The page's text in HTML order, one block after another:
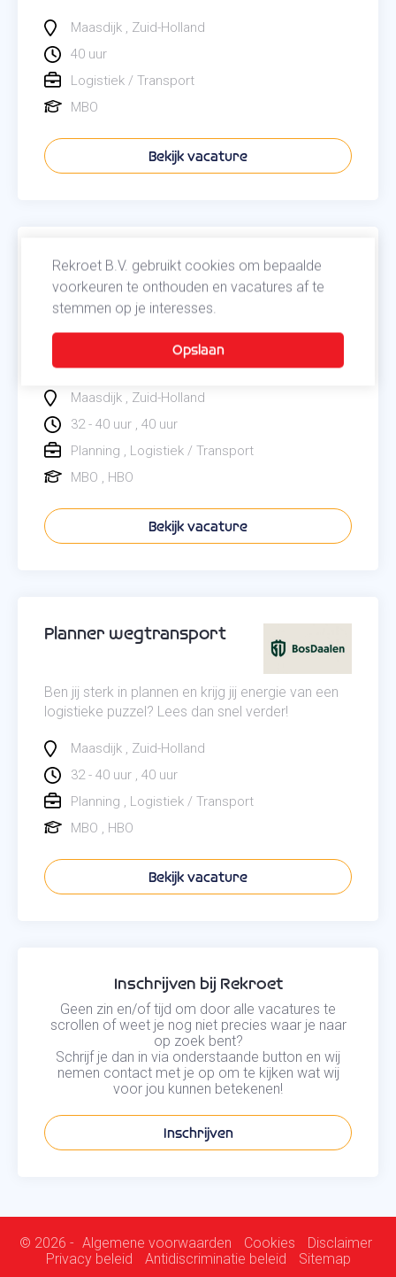
Maasdijk Zuid-Holland
MBO
40 uur
Logistiek / Transport
Bekijk vacature
Hoofd Planner
Ben jij iemand die overzicht bewaart, snel
schakelt en een team planners naar een hoger
niveau tilt? Lees dan snel verder!
Maasdijk Zuid-Holland
MBO HBO
32 - 40 uur
40 uur
Planning
Logistiek / Transport
Bekijk vacature
Planner wegtransport
Ben jij sterk in plannen en krijg jij energie van een
logistieke puzzel? Lees dan snel verder!
Maasdijk Zuid-Holland
MBO HBO
32 - 40 uur
40 uur
Planning
Logistiek / Transport
Bekijk vacature
Inschrijven bij Rekroet
Geen zin en/of tijd om door alle vacatures te
scrollen of weet je nog niet precies waar je naar
op zoek bent?
Schrijf je dan in via onderstaande button en wij
nemen contact met je op om te kijken wat wij
voor jou kunnen betekenen!
Inschrijven
© 2026 - Algemene voorwaarden Cookies
Disclaimer
Privacy beleid
Antidiscriminatie beleid Sitemap
Rekroet B.V. gebruikt cookies om bepaalde
voorkeuren te onthouden en vacatures af te
stemmen op je interesses.